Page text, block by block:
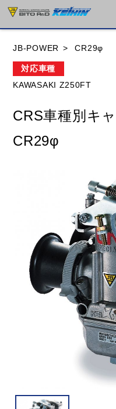
JB-POWER CR29φ
対応車種
KAWASAKI Z250FT
CRS車種別キ
CR29φ